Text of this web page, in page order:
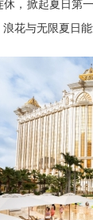
休，掀起夏日第
花与无限夏日